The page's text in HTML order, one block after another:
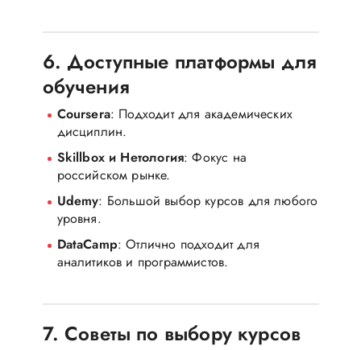
6. Доступные платформы для
обучения
Coursera: Подходит для академических
дисциплин.
Skillbox и Нетология: Фокус на
российском рынке.
Udemy: Большой выбор курсов для любого
уровня.
DataCamp: Отлично подходит для
аналитиков и программистов.
7. Советы по выбору курсов